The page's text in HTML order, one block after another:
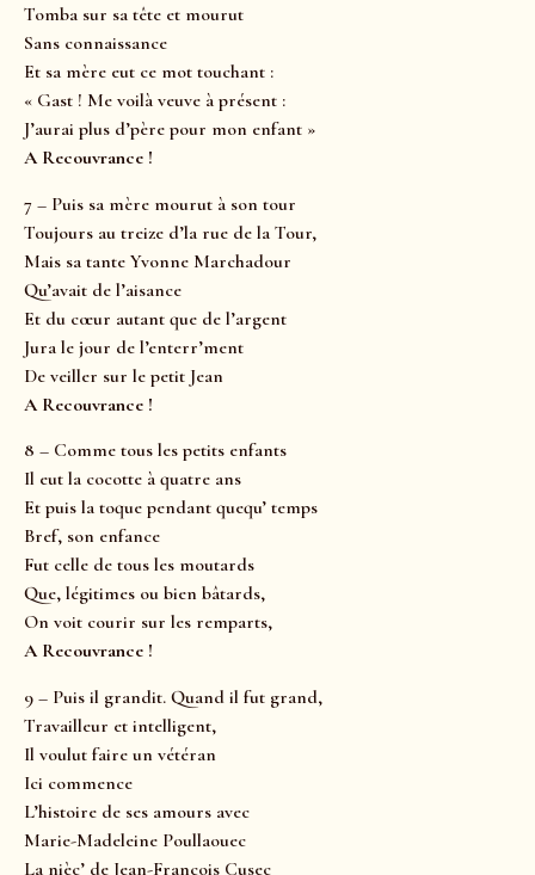
Tomba sur sa tête et mourut
Sans connaissance
Et sa mère eut ce mot touchant :
« Gast ! Me voilà veuve à présent :
J’aurai plus d’père pour mon enfant »
A Recouvrance !
7 – Puis sa mère mourut à son tour
Toujours au treize d’la rue de la Tour,
Mais sa tante Yvonne Marchadour
Qu’avait de l’aisance
Et du cœur autant que de l’argent
Jura le jour de l’enterr’ment
De veiller sur le petit Jean
A Recouvrance !
8 – Comme tous les petits enfants
Il eut la cocotte à quatre ans
Et puis la toque pendant quequ’ temps
Bref, son enfance
Fut celle de tous les moutards
Que, légitimes ou bien bâtards,
On voit courir sur les remparts,
A Recouvrance !
9 – Puis il grandit. Quand il fut grand,
Travailleur et intelligent,
Il voulut faire un vétéran
Ici commence
L’histoire de ses amours avec
Marie-Madeleine Poullaouec
La nièc’ de Jean-François Cusec